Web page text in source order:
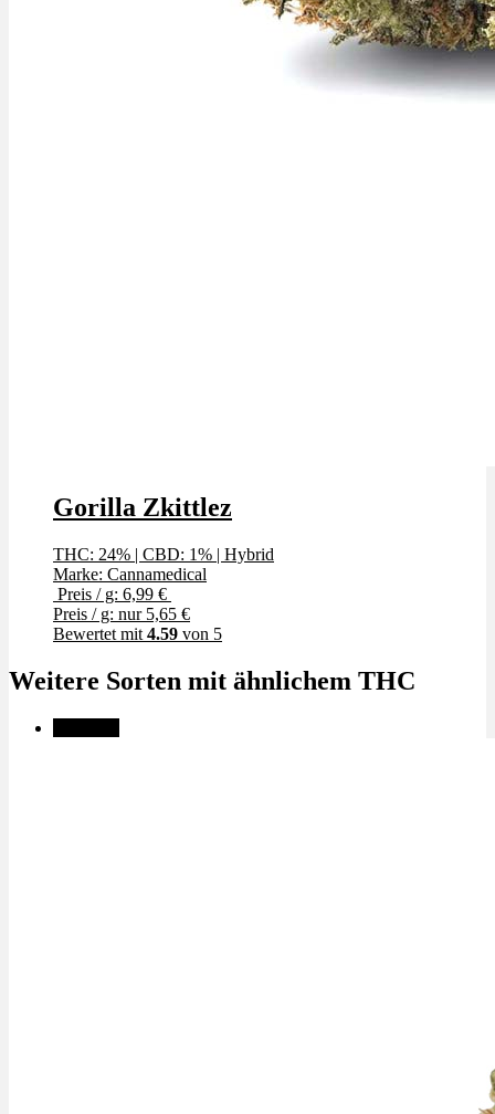
Gorilla Zkittlez
THC: 24% | CBD: 1% | Hybrid
Marke: Cannamedical
Preis / g: 6,99 €
Preis / g: nur 5,65 €
Bewertet mit 4.59 von 5
Weitere Sorten mit ähnlichem THC